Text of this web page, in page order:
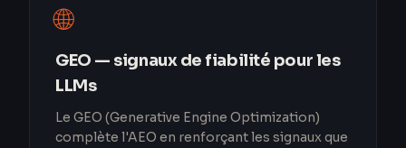
🌐
GEO — signaux de fiabilité pour les
LLMs
Le GEO (Generative Engine Optimization)
complète l'AEO en renforçant les signaux que